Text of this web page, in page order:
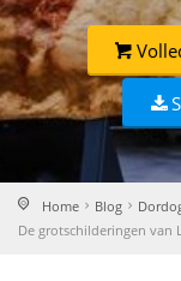
Home Blog
De grotschilderingen van